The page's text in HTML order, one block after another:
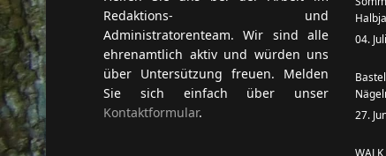
Redaktions- und
Administratorenteam. Wir sind alle
ehrenamtlich aktiv und würden uns
über Untersützung freuen. Melden
Sie sich einfach über unser
Kontaktformular.
04.
27.